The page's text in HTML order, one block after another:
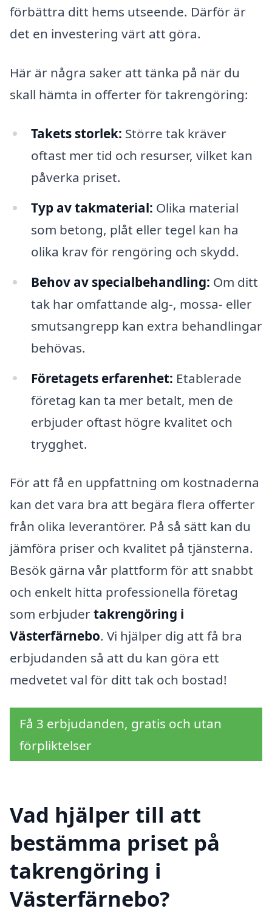
förbättra ditt hems utseende. Därför är
det en investering värt att göra.
Här är några saker att tänka på när du
skall hämta in offerter för takrengöring:
Takets storlek: Större tak kräver
oftast mer tid och resurser, vilket kan
påverka priset.
Typ av takmaterial: Olika material
som betong, plåt eller tegel kan ha
olika krav för rengöring och skydd.
Behov av specialbehandling: Om ditt
tak har omfattande alg-, mossa- eller
smutsangrepp kan extra behandlingar
behövas.
Företagets erfarenhet: Etablerade
företag kan ta mer betalt, men de
erbjuder oftast högre kvalitet och
trygghet.
För att få en uppfattning om kostnaderna
kan det vara bra att begära flera offerter
från olika leverantörer. På så sätt kan du
jämföra priser och kvalitet på tjänsterna.
Besök gärna vår plattform för att snabbt
och enkelt hitta professionella företag
som erbjudertakrengöring i
Västerfärnebo. Vi hjälper dig att få bra
erbjudanden så att du kan göra ett
medvetet val för ditt tak och bostad!
Få 3 erbjudanden, gratis och utan
förpliktelser
Vad hjälper till att
bestämma priset på
takrengöring i
Västerfärnebo?